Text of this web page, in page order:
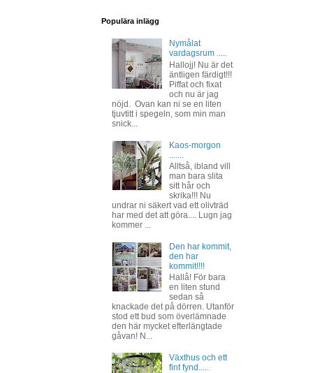
Populära inlägg
Nymålat
vardagsrum .....
Hallojj! Nu är det
äntligen färdigt!!!
Piffat och fixat
och nu är jag
nöjd. Ovan kan ni se en liten
tjuvtitt i spegeln, som min man
snick...
Kaos-morgon
Alltså, ibland vill
man bara slita
sitt hår och
skrika!!! Nu
undrar ni säkert vad ett olivträd
har med det att göra.... Lugn jag
kommer ...
Den har kommit,
den har
kommit!!!!
Hallå! För bara
en liten stund
sedan så
knackade det på dörren. Utanför
stod ett bud som överlämnade
den här mycket efterlängtade
gåvan! N...
Växthus och ett
fint fynd.....